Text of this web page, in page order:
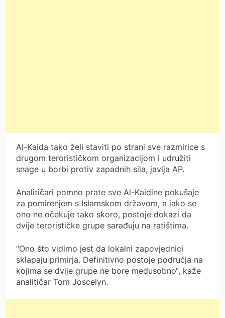
Al-Kaida tako želi staviti po strani sve razmirice s
drugom terorističkom organizacijom i udružiti
snage u borbi protiv zapadnih sila, javlja AP.
Analitičari pomno prate sve Al-Kaidine pokušaje
za pomirenjem s Islamskom državom, a iako se
ono ne očekuje tako skoro, postoje dokazi da
dvije terorističke grupe sarađuju na ratištima.
“Ono što vidimo jest da lokalni zapovjednici
sklapaju primirja. Definitivno postoje područja na
kojima se dvije grupe ne bore međusobno“, kaže
analitičar Tom Joscelyn.